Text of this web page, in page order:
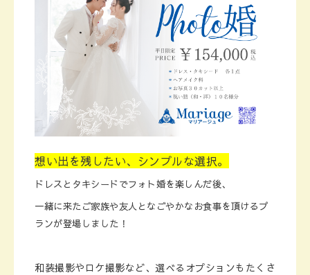
想い出を残したい、シンプルな選択。
ドレスとタキシードでフォト婚を楽しんだ後、
一緒に来たご家族や友人となごやかなお食事を頂けるプ
ランが登場しました！
和装撮影やロケ撮影など、選べるオプションもたくさ